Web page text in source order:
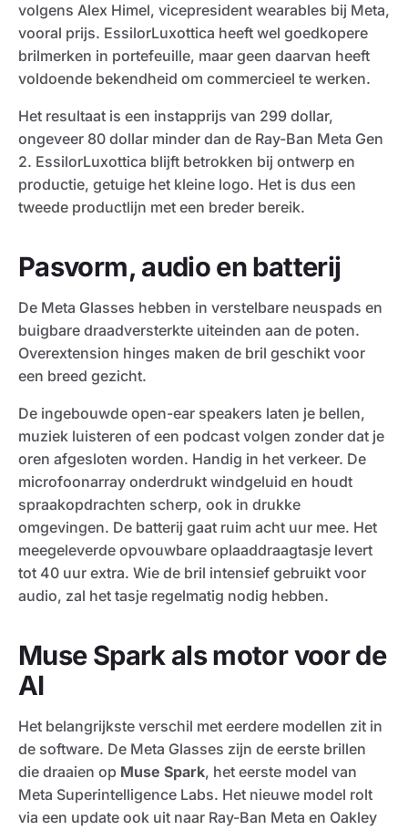
volgens Alex Himel, vicepresident wearables bij Meta,
vooral prijs. EssilorLuxottica heeft wel goedkopere
brilmerken in portefeuille, maar geen daarvan heeft
voldoende bekendheid om commercieel te werken.
Het resultaat is een instapprijs van 299 dollar,
ongeveer 80 dollar minder dan de Ray-Ban Meta Gen
2. EssilorLuxottica blijft betrokken bij ontwerp en
productie, getuige het kleine logo. Het is dus een
tweede productlijn met een breder bereik.
Pasvorm, audio en batterij
De Meta Glasses hebben in verstelbare neuspads en
buigbare draadversterkte uiteinden aan de poten.
Overextension hinges maken de bril geschikt voor
een breed gezicht.
De ingebouwde open-ear speakers laten je bellen,
muziek luisteren of een podcast volgen zonder dat je
oren afgesloten worden. Handig in het verkeer. De
microfoonarray onderdrukt windgeluid en houdt
spraakopdrachten scherp, ook in drukke
omgevingen. De batterij gaat ruim acht uur mee. Het
meegeleverde opvouwbare oplaaddraagtasje levert
tot 40 uur extra. Wie de bril intensief gebruikt voor
audio, zal het tasje regelmatig nodig hebben.
Muse Spark als motor voor de
AI
Het belangrijkste verschil met eerdere modellen zit in
de software. De Meta Glasses zijn de eerste brillen
die draaien op Muse Spark, het eerste model van
Meta Superintelligence Labs. Het nieuwe model rolt
via een update ook uit naar Ray-Ban Meta en Oakley